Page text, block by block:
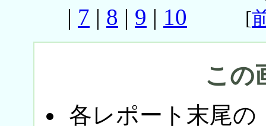
| 7 | 8 | 9 | 10 [
この
各レポート末尾の